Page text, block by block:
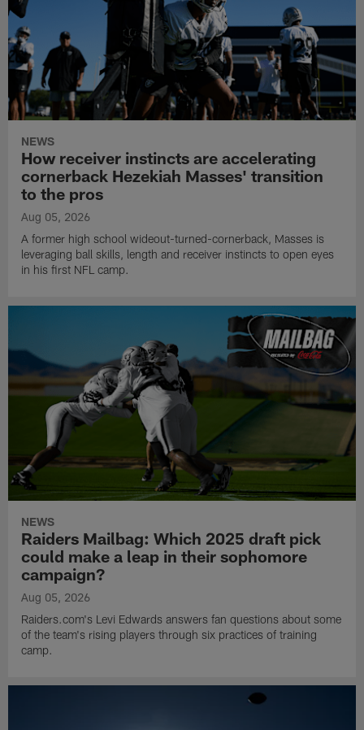
NEWS
How receiver instincts are accelerating
cornerback Hezekiah Masses' transition
to the pros
Aug 05, 2026
A former high school wideout-turned-cornerback, Masses is
leveraging ball skills, length and receiver instincts to open eyes
in his first NFL camp.
NEWS
Raiders Mailbag: Which 2025 draft pick
could make a leap in their sophomore
campaign?
Aug 05, 2026
Raiders.com's Levi Edwards answers fan questions about some
of the team's rising players through six practices of training
camp.